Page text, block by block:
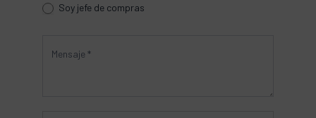
Soy jefe de compras